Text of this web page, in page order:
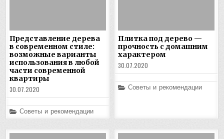
Представление дерева
в современном стиле:
возможные варианты
использования в любой
части современной
квартиры
30.07.2020
Posted
in
Советы и рекомендации
Плитка под дерево —
прочность с домашним
характером
30.07.2020
Posted
Советы и рекомендации